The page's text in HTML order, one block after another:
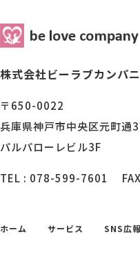
株式会社ビーラブカンパ
〒650-0022
兵庫県神戸市中央区元町通
パルパローレビル3F
TEL : 078-599-7601
ホーム サービス SNS広報